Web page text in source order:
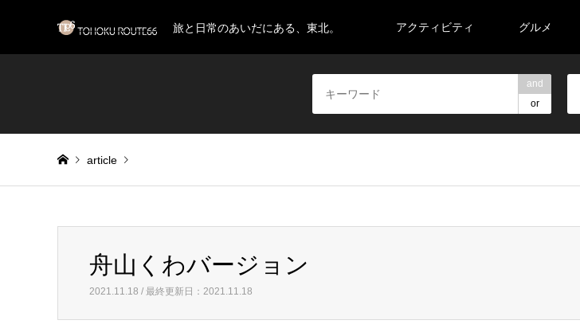
旅と日常のあいだにある、東北。 アクティビティ グルメ
and
or
article
舟山くわバージョン
舟山くわバージョン
2021.11.18 / 最終更新日：2021.11.18